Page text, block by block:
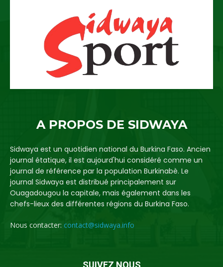
A PROPOS DE SIDWAYA
Sidwaya est un quotidien national du Burkina Faso. Ancien
journal étatique, il est aujourd'hui considéré comme un
journal de référence par la population Burkinabè. Le
journal Sidwaya est distribué principalement sur
Ouagadougou la capitale, mais également dans les
chefs-lieux des différentes régions du Burkina Faso.
Nous contacter: contact@sidwaya.info
SUIVEZ NOUS